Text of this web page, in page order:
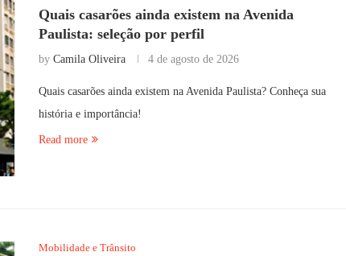
Quais casarões ainda existem na Avenida
Paulista: seleção por perfil
by Camila Oliveira 4 de agosto de 2026
Quais casarões ainda existem na Avenida Paulista? Conheça sua
história e importância!
Read more
Mobilidade e Trânsito